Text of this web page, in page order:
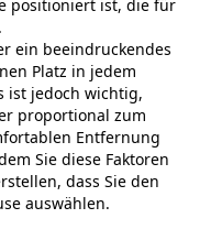
positioniert ist, die für
ein beeindruckendes
Platz in jedem
ist jedoch wichtig,
proportional zum
Entfernung
Sie diese Faktoren
dass Sie den
auswählen.